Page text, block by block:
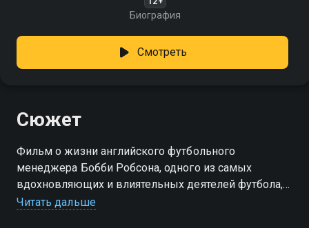
Биография
Смотреть
Сюжет
Фильм о жизни английского футбольного
менеджера Бобби Робсона, одного из самых
вдохновляющих и влиятельных деятелей футбола,
чьё наследие распространилось далеко за пределы
Читать дальше